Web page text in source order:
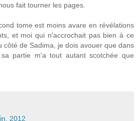
fait tourner les pages.
tome est moins avare en révélations
et moi qui n'accrochait pas bien à ce
côté de Sadima, je dois avouer que dans
partie m'a tout autant scotchée que
2012